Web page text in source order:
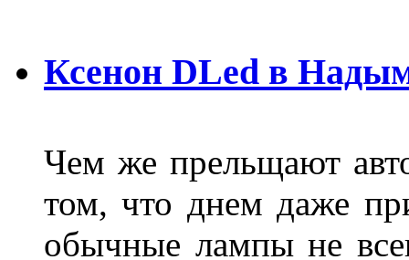
Ксенон DLed в
Чем же прельщают
том, что днем даже
обычные лампы не